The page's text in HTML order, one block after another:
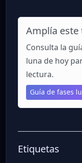
Amplía
Consulta la
luna de hoy
lectura.
Guía de fases
Etiquetas